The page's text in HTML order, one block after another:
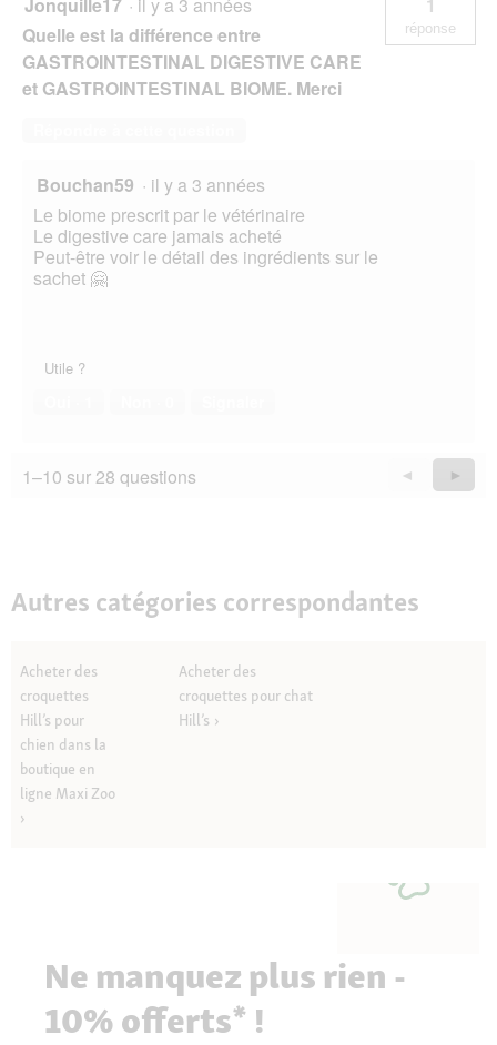
Quelle est la différence entre
GASTROINTESTINAL DIGESTIVE CARE
et GASTROINTESTINAL BIOME. Merci
réponse
Bouchan59 · il y a 3 années
Le biome prescrit par le vétérinaire
Le digestive care jamais acheté
Peut-être voir le détail des ingrédients sur le
sachet 🤗
Utile ?
1–10 sur 28 questions
Précédent
Questions
◄ ►
Autres catégories correspondantes
Acheter des
croquettes
Hill’s pour
chien dans la
boutique en
ligne Maxi Zoo
Acheter des
croquettes pour chat
Hill’s
Ne manquez plus rien -
10% offerts* !